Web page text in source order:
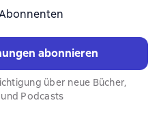
abonnieren
über neue Bücher,
Podcasts